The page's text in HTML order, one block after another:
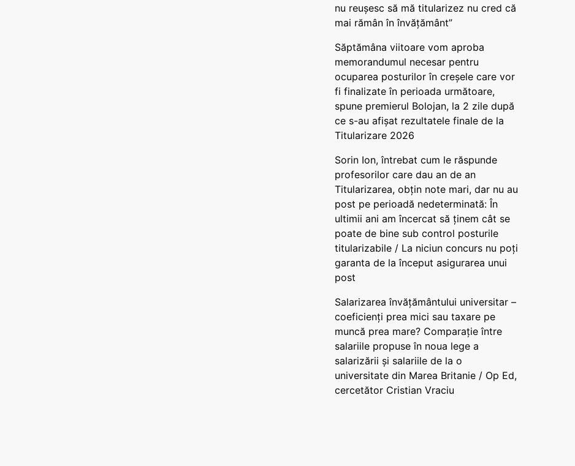
nu reușesc să mă titularizez nu cred că
mai rămân în învățământ”
Săptămâna viitoare vom aproba
memorandumul necesar pentru
ocuparea posturilor în creșele care vor
fi finalizate în perioada următoare,
spune premierul Bolojan, la 2 zile după
ce s-au afișat rezultatele finale de la
Titularizare 2026
Sorin Ion, întrebat cum le răspunde
profesorilor care dau an de an
Titularizarea, obțin note mari, dar nu au
post pe perioadă nedeterminată: În
ultimii ani am încercat să ținem cât se
poate de bine sub control posturile
titularizabile / La niciun concurs nu poți
garanta de la început asigurarea unui
post
Salarizarea învățământului universitar –
coeficienți prea mici sau taxare pe
muncă prea mare? Comparație între
salariile propuse în noua lege a
salarizării și salariile de la o
universitate din Marea Britanie / Op Ed,
cercetător Cristian Vraciu